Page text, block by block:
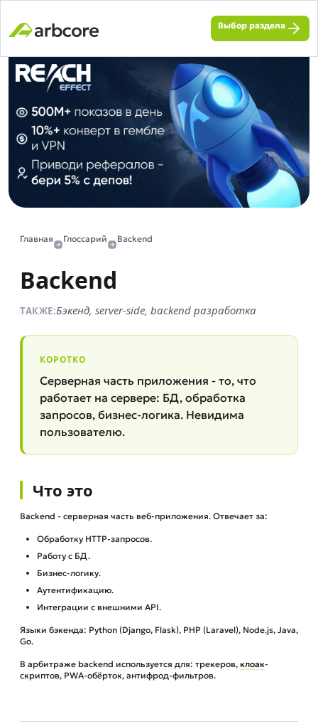
Выбор раздела
Главная Глоссарий Backend
Backend
ТАКЖЕ:Бэкенд, server-side, backend разработка
КОРОТКО
Серверная часть приложения - то, что
работает на сервере: БД, обработка
запросов, бизнес-логика. Невидима
пользователю.
Что это
Backend - серверная часть веб-приложения. Отвечает за:
Обработку HTTP-запросов.
Работу с БД.
Бизнес-логику.
Аутентификацию.
Интеграции с внешними API.
Языки бэкенда: Python (Django, Flask), PHP (Laravel), Node.js, Java,
Go.
В арбитраже backend используется для: трекеров, клоак-
скриптов, PWA-обёрток, антифрод-фильтров.